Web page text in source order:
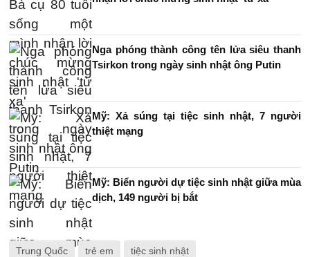
Nga phóng thành công tên lửa siêu thanh
Tsirkon trong ngày sinh nhật ông Putin
Mỹ: Xả súng tại tiệc sinh nhật, 7 người
thiệt mạng
Mỹ: Biển người dự tiệc sinh nhật giữa mùa
dịch, 149 người bị bắt
Trung Quốc trẻ em tiệc sinh nhật